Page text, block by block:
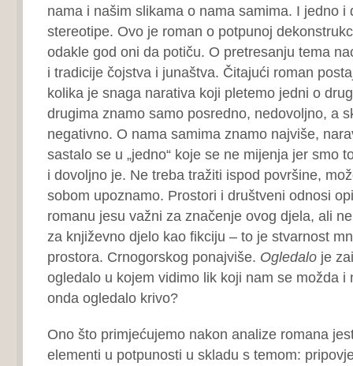
nama i našim slikama o nama samima. I jedno i
stereotipe. Ovo je roman o potpunoj
odakle god oni da potiču. O pretresanju tema
i tradicije čojstva i junaštva. Čitajući roman
kolika je snaga narativa koji pletemo jedni o
drugima znamo samo posredno, nedovoljno, a
negativno. O nama samima znamo najviše,
sastalo se u „jedno“ koje se ne mijenja jer smo
i dovoljno je. Ne treba tražiti ispod površine,
sobom upoznamo. Prostori i društveni odnosi
romanu jesu važni za značenje ovog djela, ali
za književno djelo kao fikciju – to je stvarnost
prostora. Crnogorskog ponajviše. Ogledaloje
ogledalo u kojem vidimo lik koji nam se možda i
onda ogledalo krivo?
Ono što primjećujemo nakon analize romana
elementi u potpunosti u skladu s temom: